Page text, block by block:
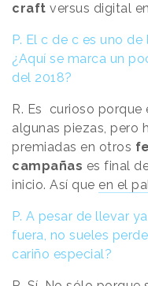
craft versus digital
P. El c de c es uno
¿Aquí se marca un
del 2018?
R. Es curioso
algunas piezas, pero
premiadas en otros
campañas es final
inicio. Así que en el
P. A pesar de llevar
fuera, no sueles
cariño especial?